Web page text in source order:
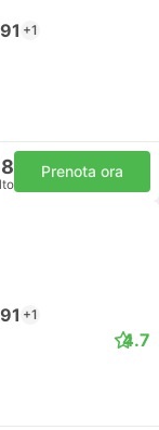
+1
Prenota ora
+1
4.7